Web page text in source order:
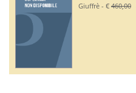
Giuffrè - € 460,00